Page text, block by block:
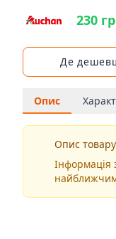
230
Де
Опис
Опис товару
Інформація